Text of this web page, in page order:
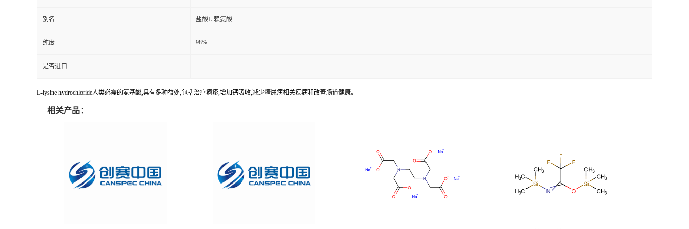
别名 盐酸L-赖氨酸
纯度 98%
是否进口
L-lysine hydrochloride人类必需的氨基酸,具有多种益处,包括治疗疱疹,增加钙吸收,减少糖尿病相关疾病和改善肠道健康。
相关产品：